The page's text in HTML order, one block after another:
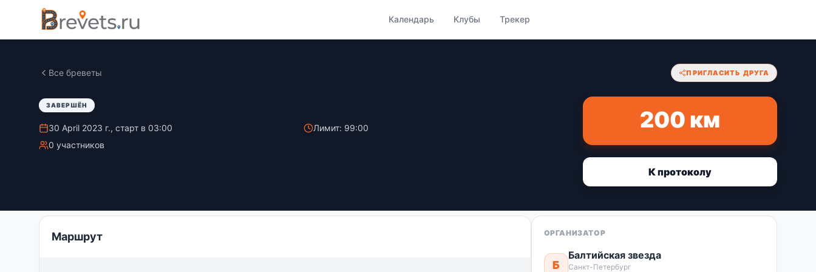
Календарь Клубы Трекер
Все бреветы ПРИГЛАСИТЬ ДРУГА
ЗАВЕРШЁН
30 April 2023 г., старт в 03:00
Лимит: 99:00
0 участников
200 км
К протоколу
Маршрут ОРГАНИЗАТОР
Б
Балтийская звезда
Санкт-Петербург